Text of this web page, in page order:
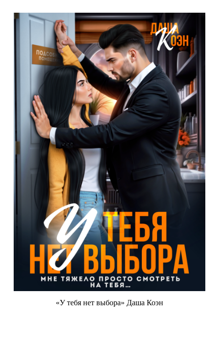
«У тебя нет выбора» Даша Коэн